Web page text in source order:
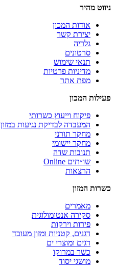
ניווט מהיר
אודות המכון
יצירת קשר
גלריה
סרטונים
תנאי שימוש
מדיניות פרטיות
מפת אתר
פעילות המכון
פיקוח וייעוץ כשרותי
המעבדה לבדיקת נגיעות במזון
מחקר תורני
מחקר יישומי
תנובות שדה
שו״תים Online
הרצאות
כשרות המזון
מאמרים
סקירה אנטומולוגית
פירות וירקות
דגנים, קטניות ומזון מעובד
דגים ומוצרי ים
כשר במרוקו
מושגי יסוד